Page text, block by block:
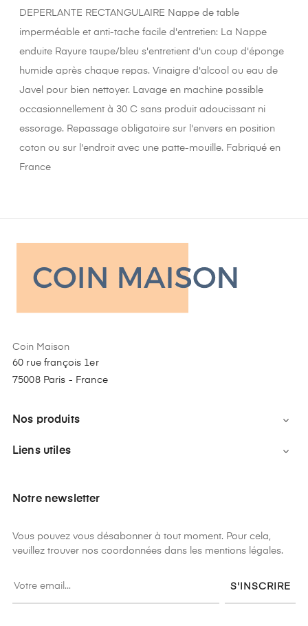
DEPERLANTE RECTANGULAIRE Nappe de table
imperméable et anti-tache facile d'entretien: La Nappe
enduite Rayure taupe/bleu s'entretient d'un coup d'éponge
humide après chaque repas. Vinaigre d'alcool ou eau de
Javel pour bien nettoyer. Lavage en machine possible
occasionnellement à 30 C sans produit adoucissant ni
essorage. Repassage obligatoire sur l'envers en position
coton ou sur l'endroit avec une patte-mouille. Fabriqué en
France
Coin Maison
60 rue françois 1er
75008 Paris - France
Nos produits 
Liens utiles 
Notre newsletter
Vous pouvez vous désabonner à tout moment. Pour cela,
veuillez trouver nos coordonnées dans les mentions légales.
S'INSCRIRE